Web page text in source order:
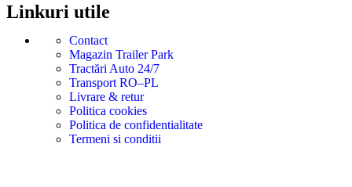
Linkuri utile
Contact
Magazin Trailer Park
Tractări Auto 24/7
Transport RO–PL
Livrare & retur
Politica cookies
Politica de confidentialitate
Termeni si conditii